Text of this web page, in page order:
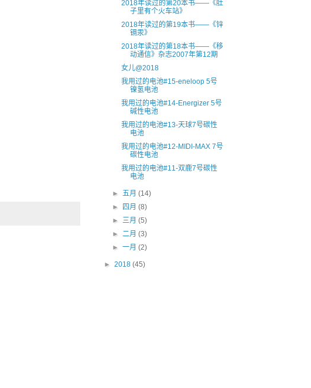
2018年读过的第20本书——《肚
子里有个火车站》
2018年读过的第19本书——《锌
镉汞》
2018年读过的第18本书——《移
动通信》杂志2007年第12期
女儿@2018
我用过的电池#15-eneloop 5号
镍氢电池
我用过的电池#14-Energizer 5号
碱性电池
我用过的电池#13-天球7号碳性
电池
我用过的电池#12-MIDI-MAX 7号
碳性电池
我用过的电池#11-双鹿7号碳性
电池
►五月(14)
►
四月(8)
►三月(5)
►二月(3)
►一月(2)
► 2018 (45)